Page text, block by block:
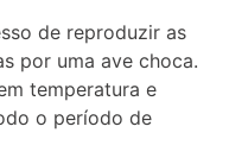
de reproduzir as
por uma ave choca.
temperatura e
o período de